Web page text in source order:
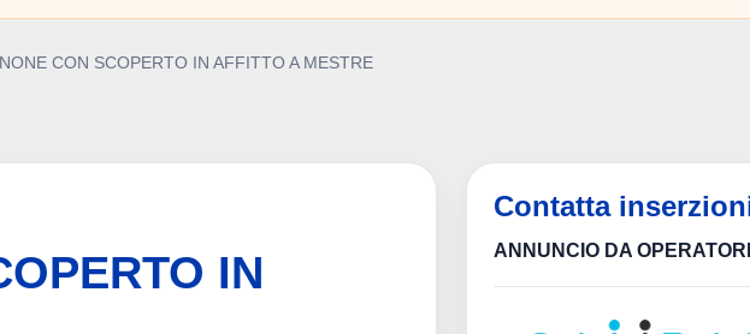
CON SCOPERTO IN AFFITTO A MESTRE
IN
Contatta
ANNUNCIO DA